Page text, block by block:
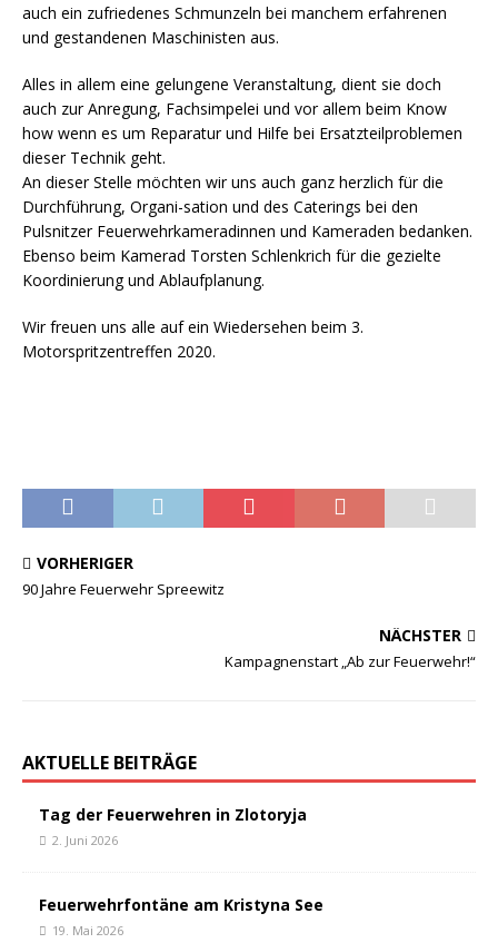
auch ein zufriedenes Schmunzeln bei manchem erfahrenen
und gestandenen Maschinisten aus.
Alles in allem eine gelungene Veranstaltung, dient sie doch
auch zur Anregung, Fachsimpelei und vor allem beim Know
how wenn es um Reparatur und Hilfe bei Ersatzteilproblemen
dieser Technik geht.
An dieser Stelle möchten wir uns auch ganz herzlich für die
Durchführung, Organi-sation und des Caterings bei den
Pulsnitzer Feuerwehrkameradinnen und Kameraden bedanken.
Ebenso beim Kamerad Torsten Schlenkrich für die gezielte
Koordinierung und Ablaufplanung.
Wir freuen uns alle auf ein Wiedersehen beim 3.
Motorspritzentreffen 2020.
VORHERIGER
90 Jahre Feuerwehr Spreewitz
NÄCHSTER
Kampagnenstart „Ab zur Feuerwehr!“
AKTUELLE BEITRÄGE
Tag der Feuerwehren in Zlotoryja
2. Juni 2026
Feuerwehrfontäne am Kristyna See
19. Mai 2026